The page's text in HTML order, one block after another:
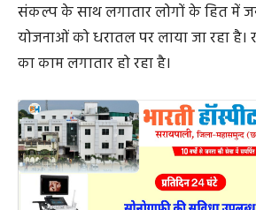
संकल्प के साथ लगातार लोगों के हित में
योजनाओं को धरातल पर लाया जा रहा है।
का काम लगातार हो रहा है।